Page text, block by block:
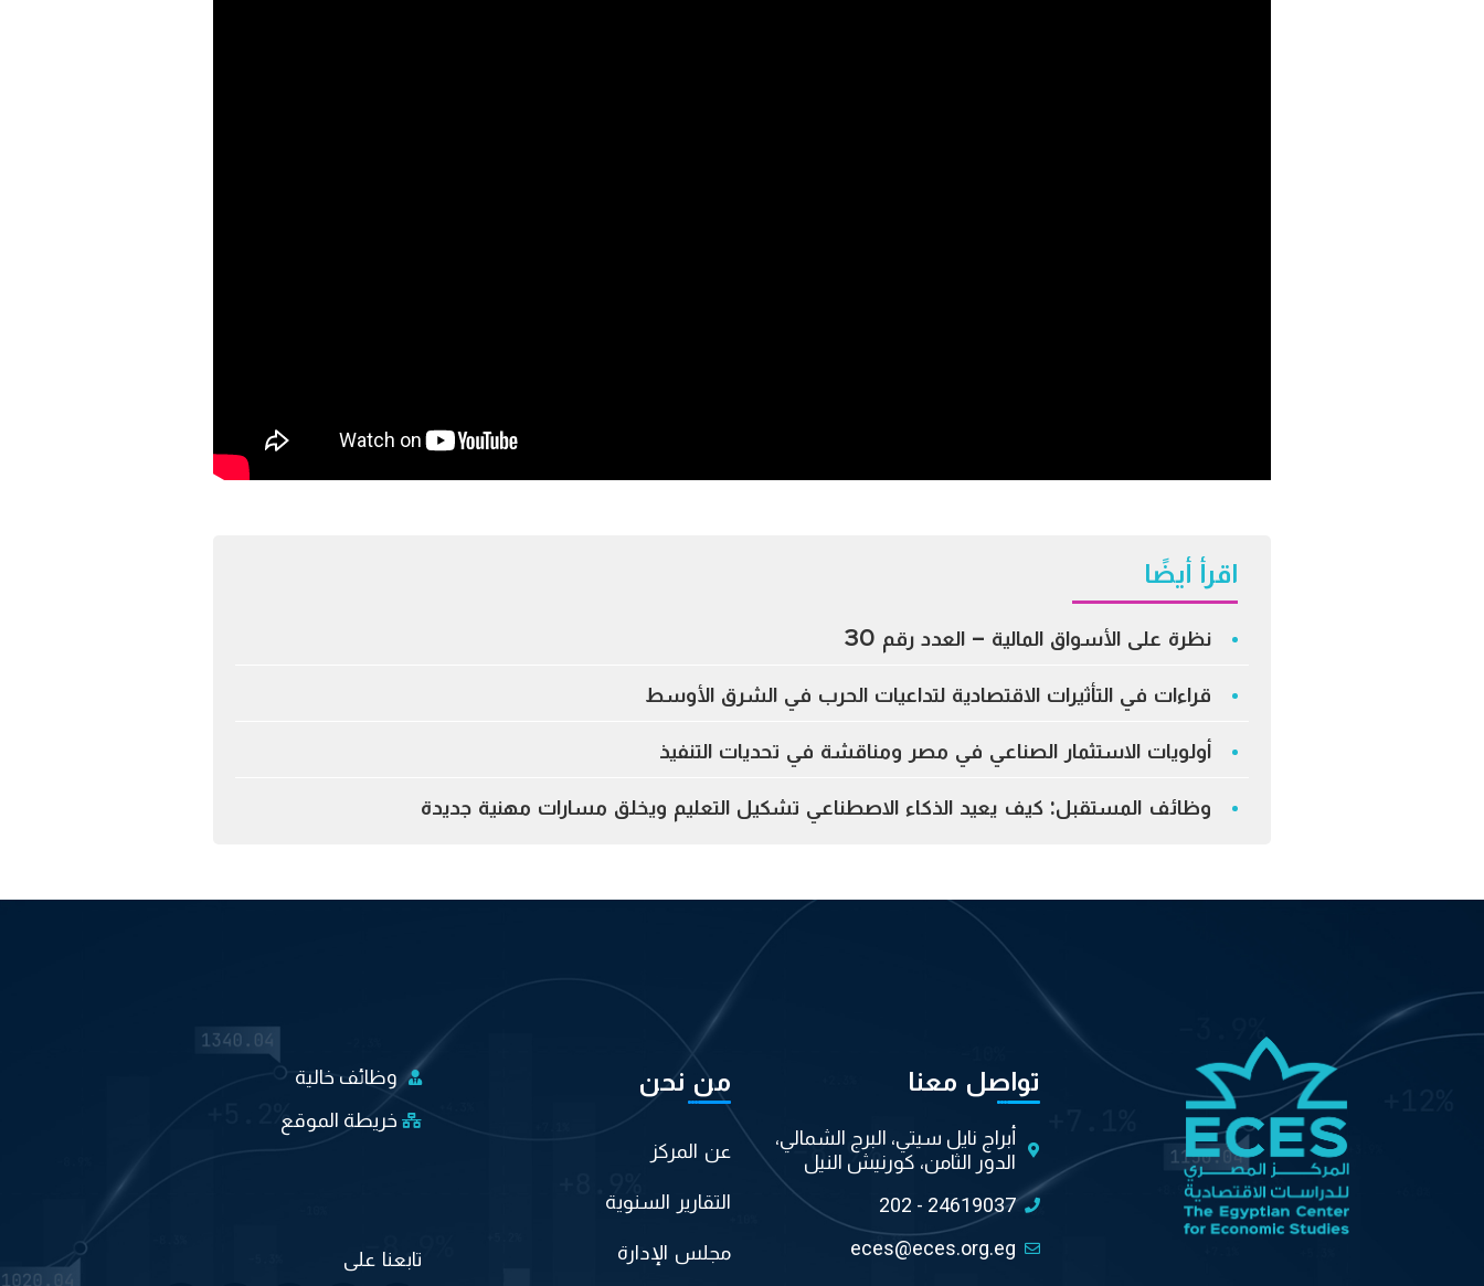
اقرأ أيضًا
نظرة على الأسواق المالية – العدد رقم 30
قراءات في التأثيرات الاقتصادية لتداعيات الحرب في الشرق الأوسط
أولويات الاستثمار الصناعي في مصر ومناقشة في تحديات التنفيذ
وظائف المستقبل: كيف يعيد الذكاء الاصطناعي تشكيل التعليم ويخلق مسارات مهنية جديدة
تواصل معنا
أبراج نايل سيتي، البرج الشمالي،
الدور الثامن، كورنيش النيل
202 - 24619037
eces@eces.org.eg
من نحن
عن المركز
التقارير السنوية
مجلس الإدارة
وظائف خالية
خريطة الموقع